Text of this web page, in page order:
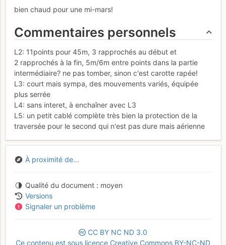
bien chaud pour une mi-mars!
Commentaires personnels
L2: 11points pour 45m, 3 rapprochés au début et
2 rapprochés à la fin, 5m/6m entre points dans la partie
intermédiaire? ne pas tomber, sinon c'est carotte rapée!
L3: court mais sympa, des mouvements variés, équipée
plus serrée
L4: sans interet, à enchaîner avec L3
L5: un petit cablé complète très bien la protection de la
traversée pour le second qui n'est pas dure mais aérienne
À proximité de...
Qualité du document
moyen
Versions
Signaler un problème
CC BY NC ND 3.0
Ce contenu est sous licence Creative Commons BY-NC-ND